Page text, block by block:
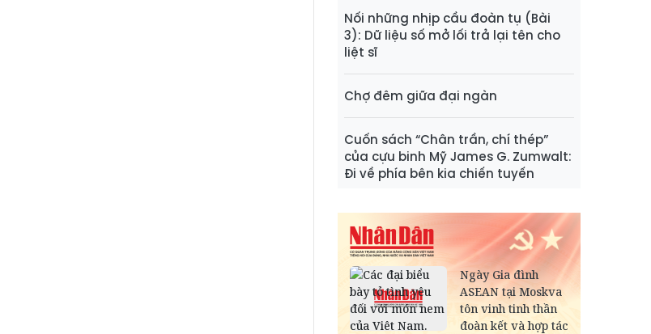
Nối những nhịp cầu đoàn tụ (Bài
3): Dữ liệu số mở lối trả lại tên cho
liệt sĩ
Chợ đêm giữa đại ngàn
Cuốn sách “Chân trần, chí thép”
của cựu binh Mỹ James G. Zumwalt:
Đi về phía bên kia chiến tuyến